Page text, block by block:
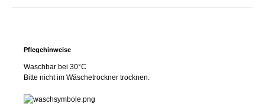
Pflegehinweise
Waschbar bei 30°C
Bitte nicht im Wäschetrockner trocknen.